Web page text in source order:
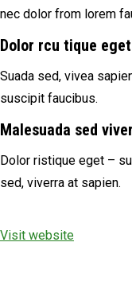
nec dolor from lorem
Dolor rcu tique
Suada sed, vivea
suscipit faucibus.
Malesuada sed
Dolor ristique eget –
sed, viverra at sapien.
Visit website